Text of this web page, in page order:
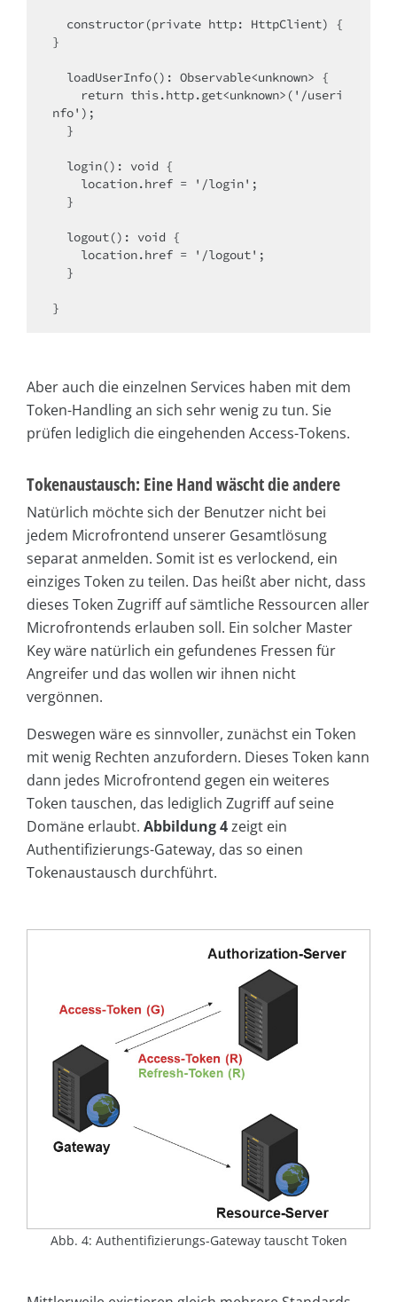
}
nfo');
}
Aber auch die einzelnen Services haben mit dem
Token-Handling an sich sehr wenig zu tun. Sie
prüfen lediglich die eingehenden Access-Tokens.
Tokenaustausch: Eine Hand wäscht die andere
Natürlich möchte sich der Benutzer nicht bei
jedem Microfrontend unserer Gesamtlösung
separat anmelden. Somit ist es verlockend, ein
einziges Token zu teilen. Das heißt aber nicht, dass
dieses Token Zugriff auf sämtliche Ressourcen aller
Microfrontends erlauben soll. Ein solcher Master
Key wäre natürlich ein gefundenes Fressen für
Angreifer und das wollen wir ihnen nicht
vergönnen.
Deswegen wäre es sinnvoller, zunächst ein Token
mit wenig Rechten anzufordern. Dieses Token kann
dann jedes Microfrontend gegen ein weiteres
Token tauschen, das lediglich Zugriff auf seine
Domäne erlaubt. Abbildung 4zeigt ein
Authentifizierungs-Gateway, das so einen
Tokenaustausch durchführt.
Abb. 4: Authentifizierungs-Gateway tauscht Token